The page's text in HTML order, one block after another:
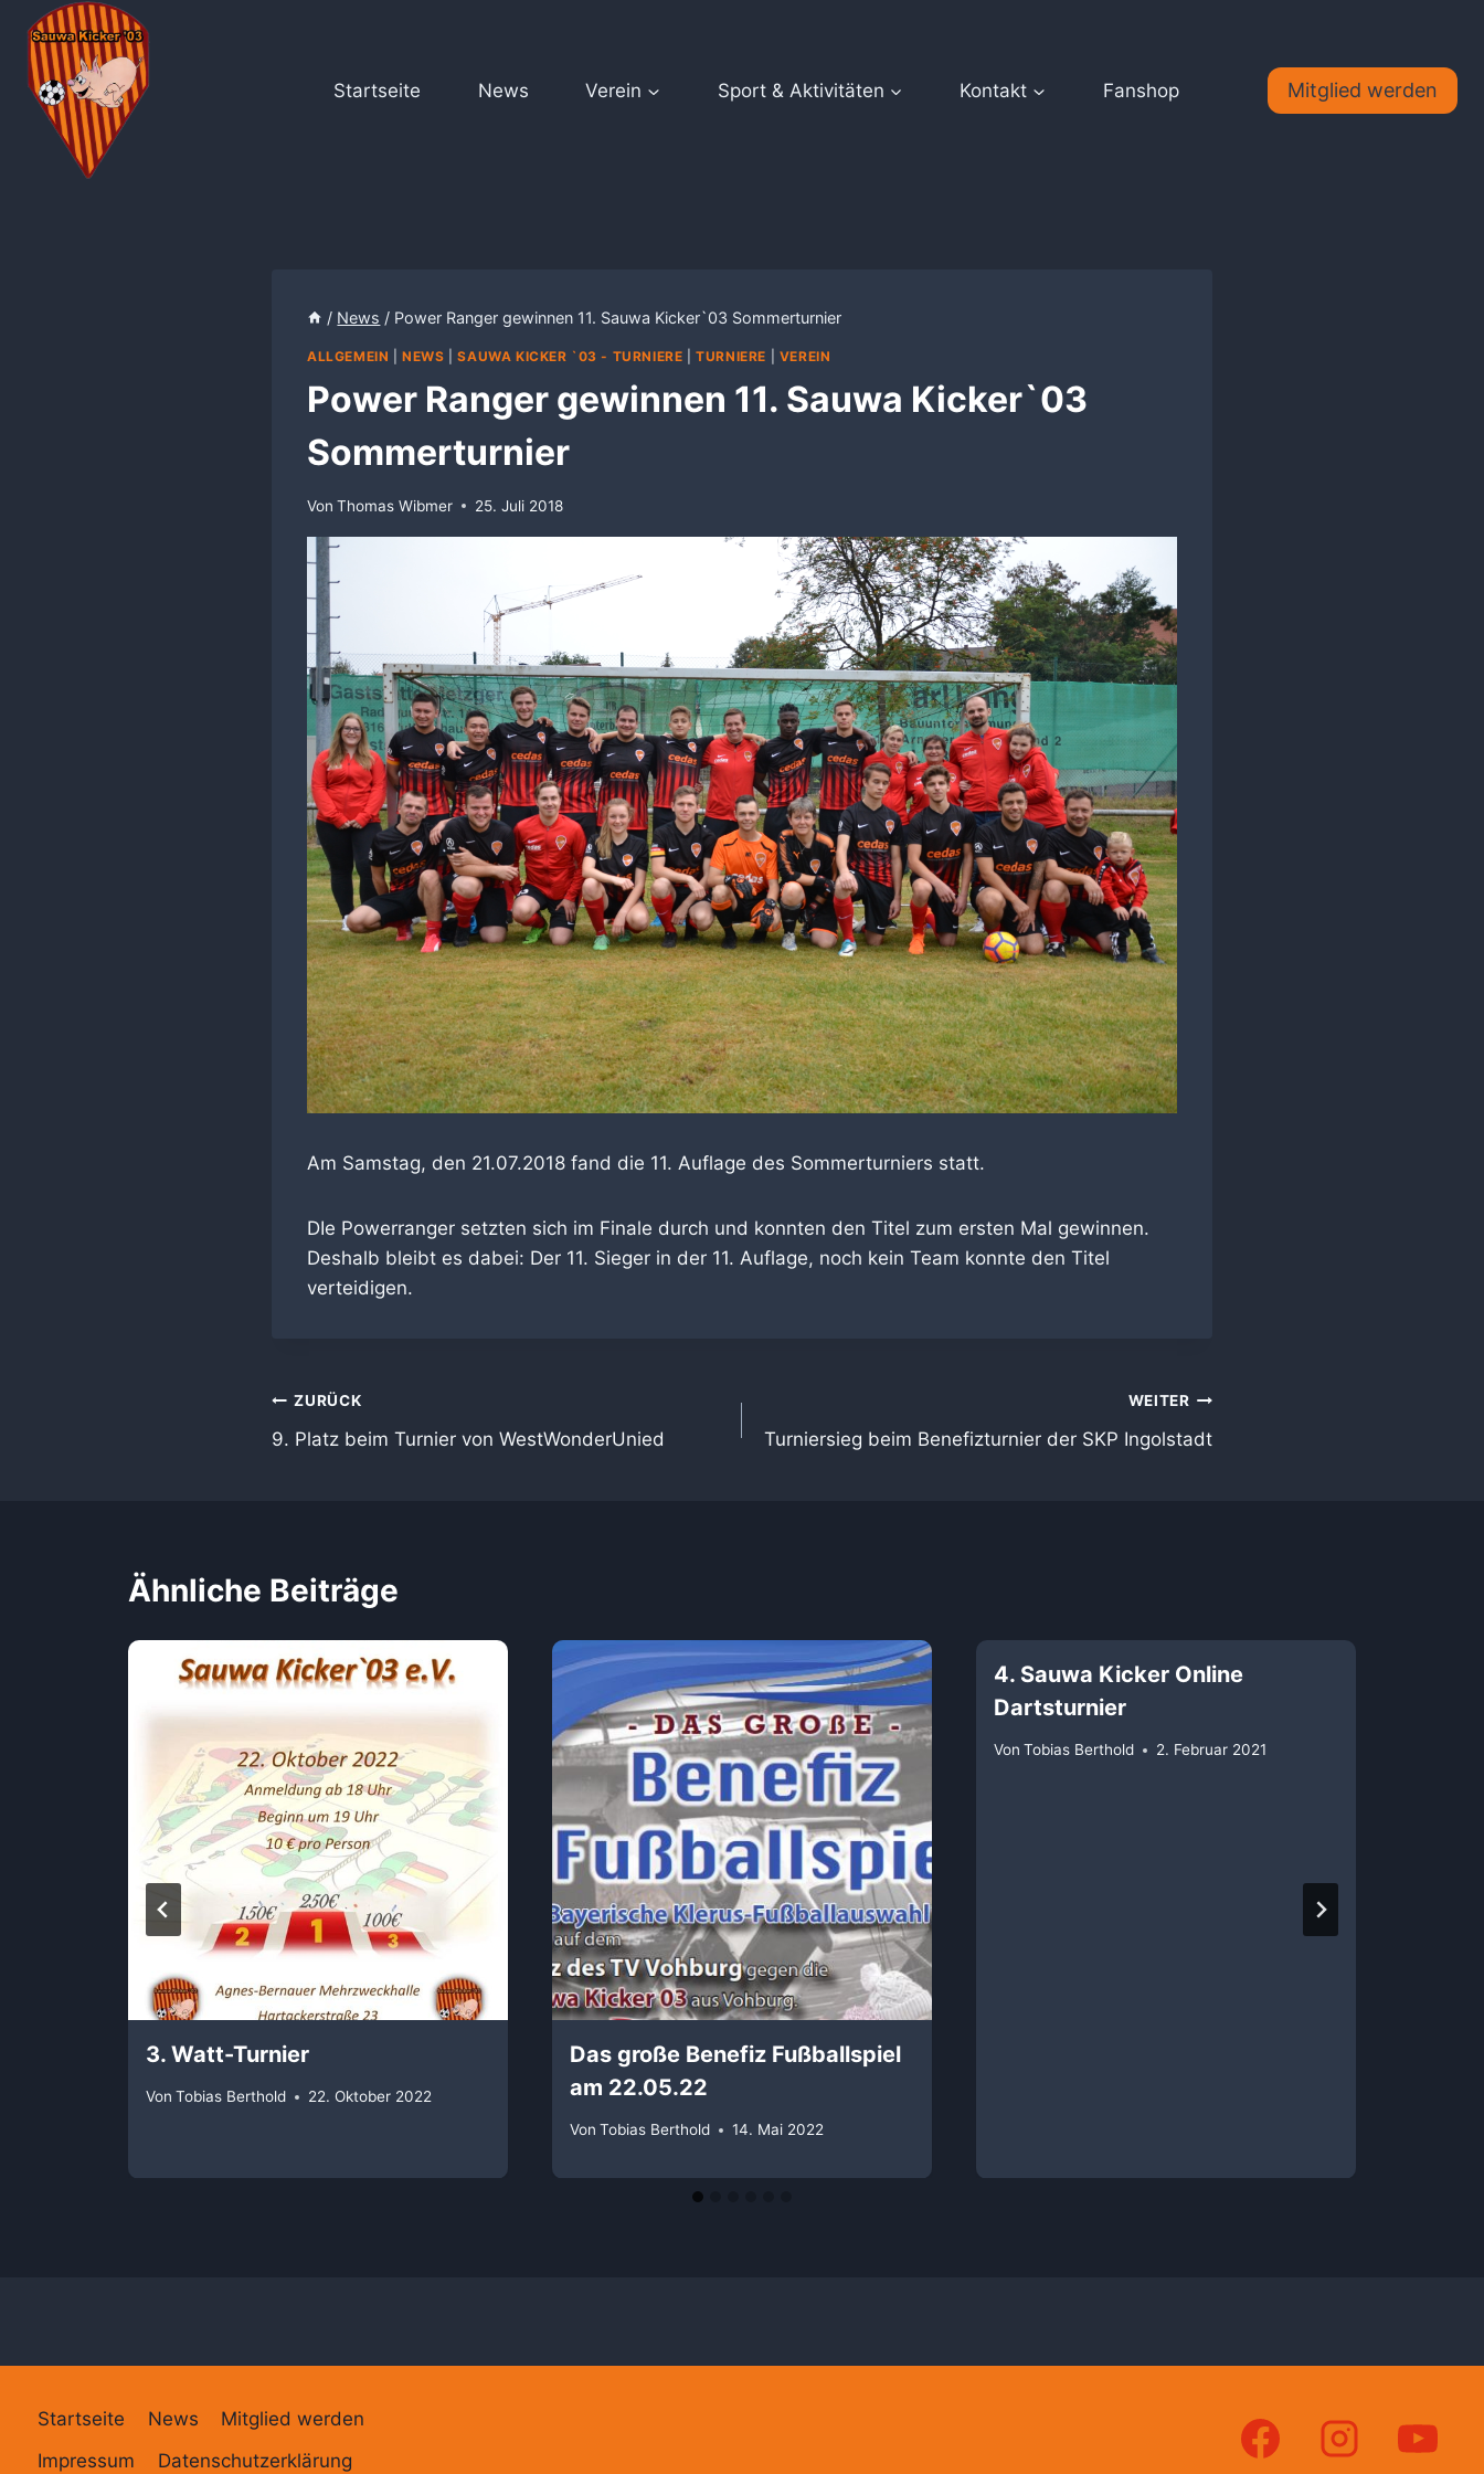
Inhalt
springen
Startseite News Verein Sport & Aktivitäten Kontakt Fanshop Mitglied werden
/ News / Power Ranger gewinnen 11. Sauwa Kicker`03 Sommerturnier
ALLGEMEIN |NEWS |SAUWA KICKER `03 - TURNIERE |TURNIERE VEREIN
Power Ranger gewinnen 11. Sauwa Kicker`03
Sommerturnier
Von Thomas Wibmer 25. Juli 2018
Am Samstag, den 21.07.2018 fand die 11. Auflage des Sommerturniers statt.
DIe Powerranger setzten sich im Finale durch und konnten den Titel zum ersten Mal gewinnen.
Deshalb bleibt es dabei: Der 11. Sieger in der 11. Auflage, noch kein Team konnte den Titel
verteidigen.
Beitragsnavigation
ZURÜCK
9. Platz beim Turnier von WestWonderUnied
WEITER
Turniersieg beim Benefizturnier der SKP Ingolstadt
Ähnliche Beiträge
3. Watt-Turnier
Von Tobias Berthold 22. Oktober 2022
Das große Benefiz Fußballspiel
am 22.05.22
Von Tobias Berthold 14. Mai 2022
4. Sauwa Kicker Online
Dartsturnier
Von Tobias Berthold 2. Februar 2021
Startseite News
Mitglied werden
Impressum
Datenschutzerklärung